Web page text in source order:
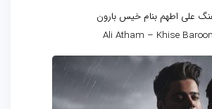
علی اطهم بنام خیس بارون
Ali Atham – Khise Baroon